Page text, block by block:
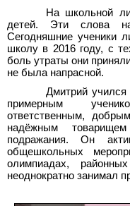
На школьной
детей. Эти слова
Сегодняшние ученики
школу в 2016 году, с
боль утраты они
не была напрасной.
Дмитрий
примерным
ответственным,
надёжным
подражания. Он
общешкольных
олимпиадах,
неоднократно занимал